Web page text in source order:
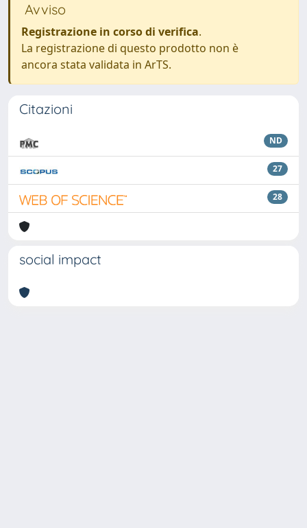
Avviso
Registrazione in corso di verifica.
La registrazione di questo prodotto non è
ancora stata validata in ArTS.
Citazioni
ND
27
28
social impact